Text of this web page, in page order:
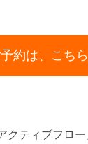
約は、こち
クティブフロ